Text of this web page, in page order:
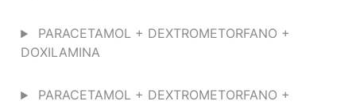
PARACETAMOL + DEXTROMETORFANO +
DOXILAMINA
PARACETAMOL + DEXTROMETORFANO +